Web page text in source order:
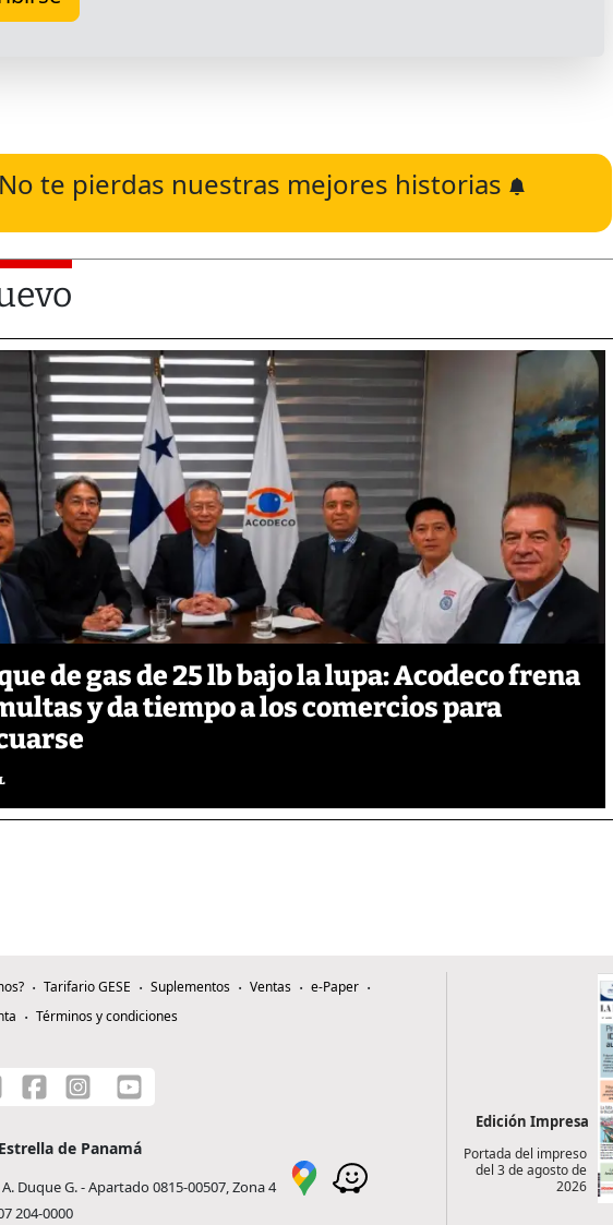
No te pierdas nuestras mejores historias
de gas de 25 lb bajo la lupa: Acodeco frena
y da tiempo a los comercios para
Tarifario GESE Suplementos Ventas
e-Paper
Términos y condiciones
de Panamá
Duque G. - Apartado 0815-00507, Zona 4
204-0000
Edición Impresa
Portada del impreso
del 3 de agosto de
2026